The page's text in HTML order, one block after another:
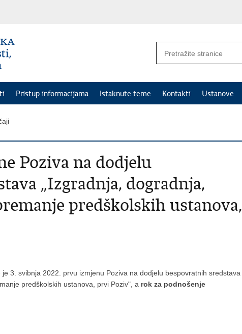
Pristup informacijama Istaknute teme Kontakti Ustanove
Poziva na dodjelu
„Izgradnja, dogradnja,
predškolskih ustanova,
3. svibnja 2022. prvu izmjenu Poziva na dodjelu bespovratnih sredstava
predškolskih ustanova, prvi Poziv", a rok za podnošenje